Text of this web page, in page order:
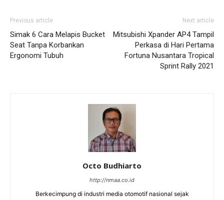
Previous article
Simak 6 Cara Melapis Bucket
Seat Tanpa Korbankan
Ergonomi Tubuh
Next article
Mitsubishi Xpander AP4 Tampil
Perkasa di Hari Pertama
Fortuna Nusantara Tropical
Sprint Rally 2021
Octo Budhiarto
http://nmaa.co.id
Berkecimpung di industri media otomotif nasional sejak